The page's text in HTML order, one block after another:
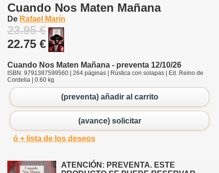
Cuando Nos Maten Mañana
De Rafael Marín
23.95 €
22.75 €
Cuando Nos Maten Mañana - preventa 12/10/26
ISBN: 9791387599560 | 264 páginas | Rústica con solapas | Ed. Reino de
Cordelia | 0.60 kg
(preventa) añadir al carrito
(avance) solicitar
ó + lista de los deseos
ATENCIÓN: PREVENTA. ESTE